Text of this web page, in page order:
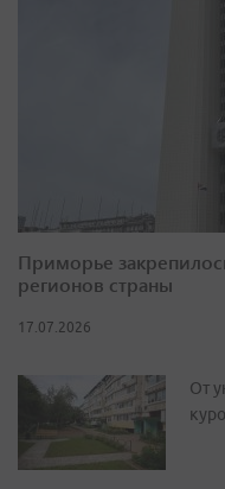
Приморье
регионов страны
17.07.2026
От